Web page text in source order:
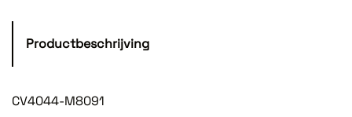
Productbeschrijving
CV4044-M8091